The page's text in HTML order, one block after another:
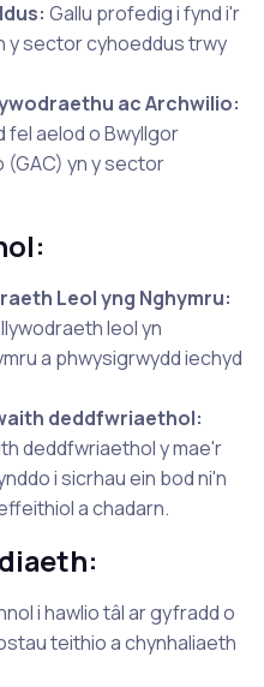
Gallu profedig i fynd i'r
y sector cyhoeddus trwy
ac Archwilio:
fel aelod o Bwyllgor
(GAC) yn y sector
Leol yng Nghymru:
leol yn
a phwysigrwydd iechyd
deddfwriaethol:
deddfwriaethol y mae'r
i sicrhau ein bod ni'n
a chadarn.
i hawlio tâl ar gyfradd o
teithio a chynhaliaeth